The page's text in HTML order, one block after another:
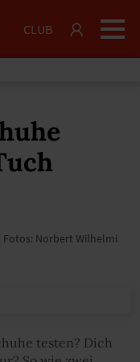
CLUB
Fotos: Norbert Wilhelmi
testen? Dich